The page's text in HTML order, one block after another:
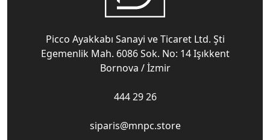
Picco Ayakkabı Sanayi ve Ticaret Ltd. Şti
Egemenlik Mah. 6086 Sok. No: 14 Işıkkent
Bornova / İzmir
444 29 26
siparis@mnpc.store